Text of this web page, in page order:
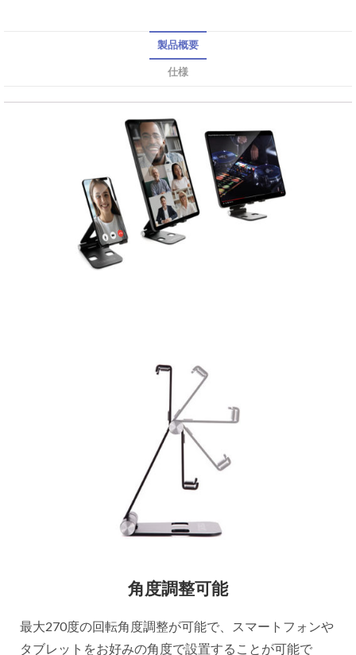
製品概要
仕様
角度調整可能
最大270度の回転角度調整が可能で、スマートフォンや
タブレットをお好みの角度で設置することが可能で